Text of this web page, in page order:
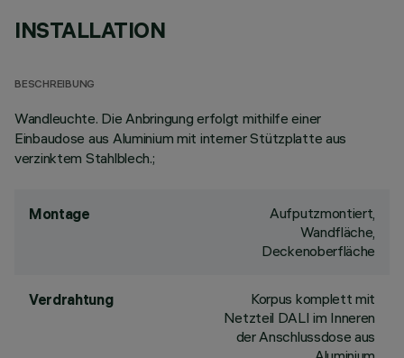
INSTALLATION
BESCHREIBUNG
Wandleuchte. Die Anbringung erfolgt mithilfe einer
Einbaudose aus Aluminium mit interner Stützplatte aus
verzinktem Stahlblech.;
Montage
Aufputzmontiert,
Wandfläche,
Deckenoberfläche
Verdrahtung
Korpus komplett mit
Netzteil DALI im Inneren
der Anschlussdose aus